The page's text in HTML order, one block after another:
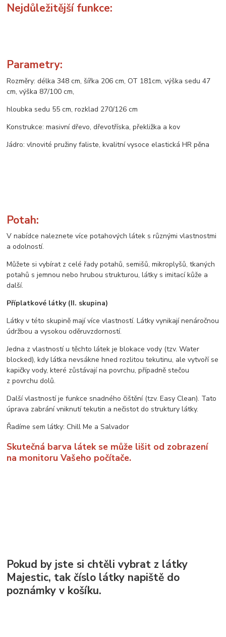
Nejdůležitější funkce:
Parametry:
Rozměry: délka 348 cm, šířka 206 cm, OT 181cm, výška sedu 47
cm, výška 87/100 cm,
hloubka sedu 55 cm, rozklad 270/126 cm
Konstrukce: masivní dřevo, dřevotříska, překližka a kov
Jádro: vlnovité pružiny faliste, kvalitní vysoce elastická HR pěna
Potah:
V nabídce naleznete více potahových látek s různými vlastnostmi
a odolností.
Můžete si vybírat z celé řady potahů, semišů, mikroplyšů, tkaných
potahů s jemnou nebo hrubou strukturou, látky s imitací kůže a
další.
Příplatkové látky (II. skupina)
Látky v této skupině mají více vlastností. Látky vynikají nenáročnou
údržbou a vysokou oděruvzdorností.
Jedna z vlastností u těchto látek je blokace vody (tzv. Water
blocked), kdy látka nevsákne hned rozlitou tekutinu, ale vytvoří se
kapičky vody, které zůstávají na povrchu, případně stečou
z povrchu dolů.
Další vlastností je funkce snadného čištění (tzv. Easy Clean). Tato
úprava zabrání vniknutí tekutin a nečistot do struktury látky.
Řadíme sem látky: Chill Me a Salvador
Skutečná barva látek se může lišit od zobrazení
na monitoru Vašeho počítače.
Pokud by jste si chtěli vybrat z látky
Majestic, tak číslo látky napiště do
poznámky v košíku.